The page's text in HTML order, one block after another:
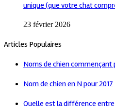
unique (que votre chat
23 février 2026
Articles Populaires
Noms de chien commençant
Nom de chien en N pour 2017
Quelle est la différence